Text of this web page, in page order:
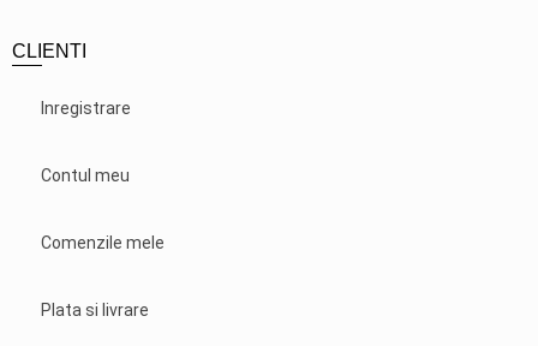
CLIENTI
Inregistrare
Contul meu
Comenzile mele
Plata si livrare